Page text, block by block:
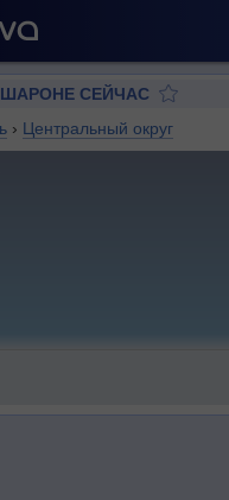
СЕЙЧАС
› Центральный округ